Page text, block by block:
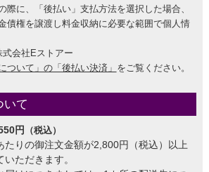
に、「後払い」支払方法を選択した場合、
債権を譲渡し料金収納に必要な範囲で個人情
会社Eストアー
ついて」の「後払い決済」 をご覧ください。
いて
円 （税込）
たりの御注文金額が2,800円（税込）以上
ただきます。